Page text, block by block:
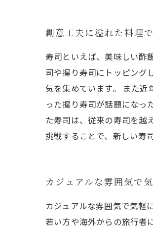
創意工夫に溢れた料理
寿司といえば、美味しい酢
司や握り寿司にトッピング
気を集めています。 また
った握り寿司が話題になっ
た寿司は、従来の寿司を越
挑戦することで、新しい寿
カジュアルな雰囲気で
カジュアルな雰囲気で気軽
若い方や海外からの旅行者